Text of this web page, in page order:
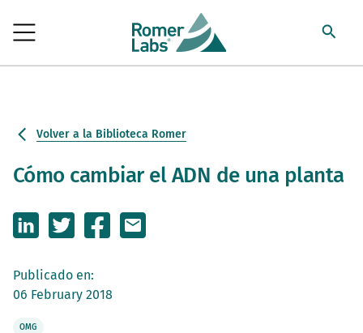
Volver a la Biblioteca Romer
Cómo cambiar el ADN de una planta
Publicado en:
06 February 2018
OMG